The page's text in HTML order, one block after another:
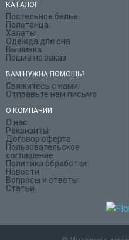
КАТАЛОГ
Постельное белье
Полотенца
Халаты
Одежда для сна
Вышивка
Пошив на заказ
ВАМ НУЖНА ПОМОЩЬ?
Свяжитесь с нами
Отправьте нам письмо
О КОМПАНИИ
О нас
Реквизиты
Договор оферта
Пользовательское
соглашение
Политика обработки
Новости
Вопросы и ответы
Статьи